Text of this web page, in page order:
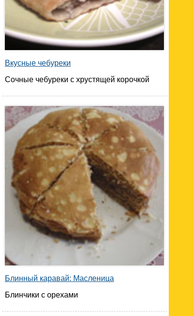
Вкусные чебуреки
Сочные чебуреки с хрустящей корочкой
Блинный каравай: Масленица
Блинчики с орехами